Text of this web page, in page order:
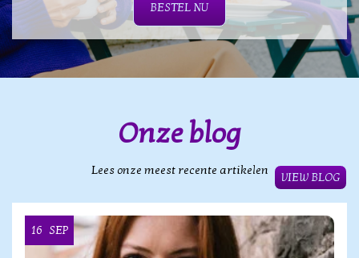
BESTEL NU
Onze blog
Lees onze meest recente artikelen
VIEW BLOG
16 SEP